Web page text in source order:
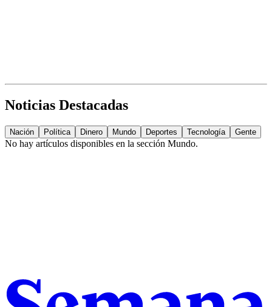
Noticias Destacadas
Nación Política Dinero Mundo Deportes Tecnología Gente
No hay artículos disponibles en la sección Mundo.